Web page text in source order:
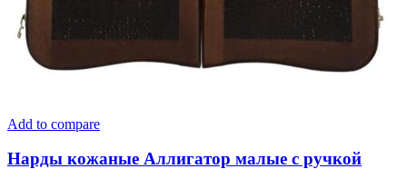
Add to compare
Нарды кожаные Аллигатор малые с ручкой